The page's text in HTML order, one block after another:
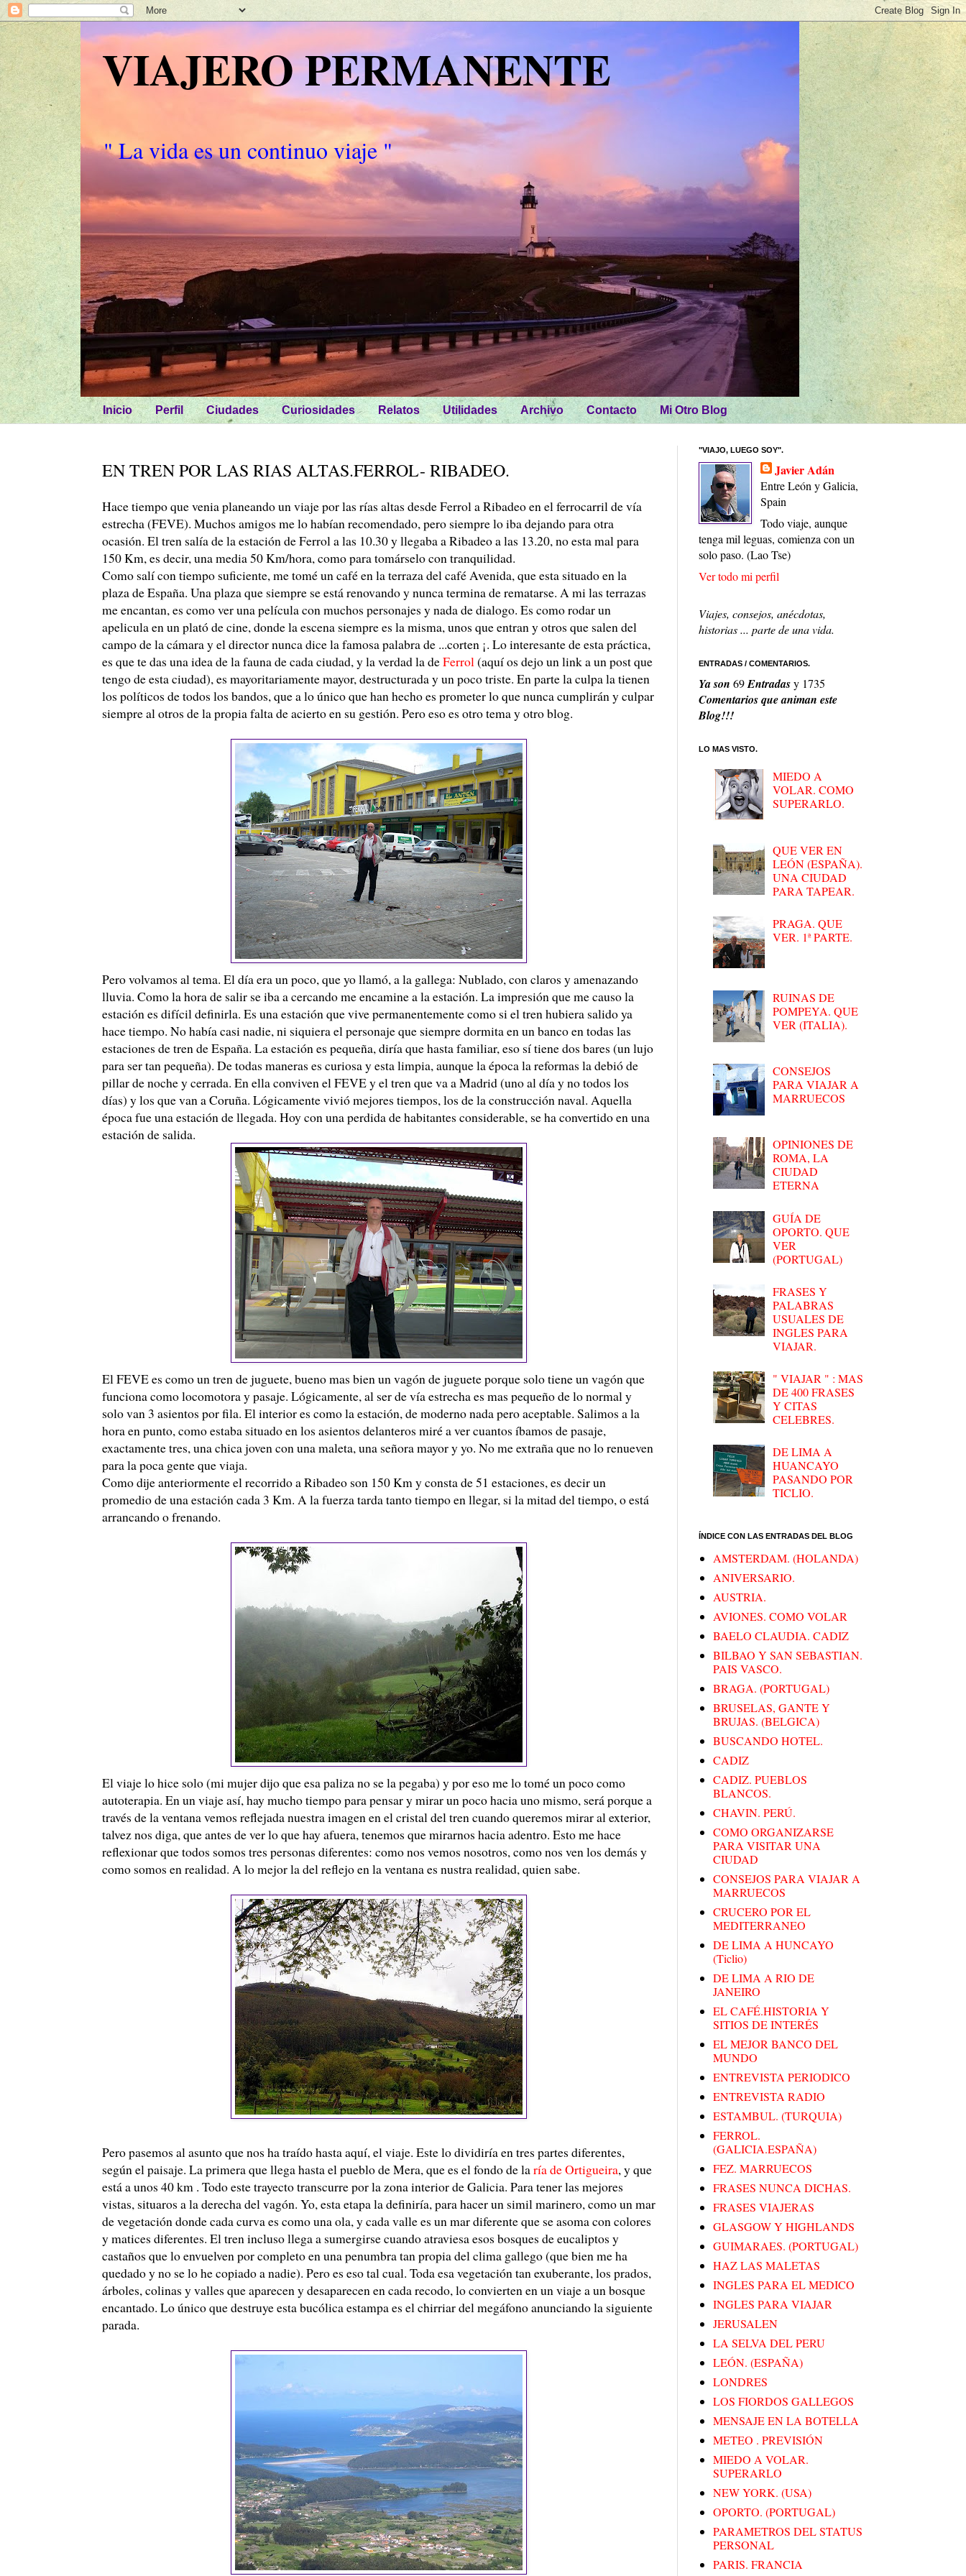
VIAJERO PERMANENTE
" La vida es un continuo viaje "
Inicio Perfil Ciudades Curiosidades Relatos Utilidades Archivo Contacto Mi Otro Blog
EN TREN POR LAS RIAS ALTAS.FERROL- RIBADEO.
Hace tiempo que venia planeando un viaje por las rías altas desde Ferrol a Ribadeo en el ferrocarril de vía
estrecha (FEVE). Muchos amigos me lo habían recomendado, pero siempre lo iba dejando para otra
ocasión. El tren salía de la estación de Ferrol a las 10.30 y llegaba a Ribadeo a las 13.20, no esta mal para
150 Km, es decir, una media 50 Km/hora, como para tomárselo con tranquilidad.
Como salí con tiempo suficiente, me tomé un café en la terraza del café Avenida, que esta situado en la
plaza de España. Una plaza que siempre se está renovando y nunca termina de rematarse. A mi las terrazas
me encantan, es como ver una película con muchos personajes y nada de dialogo. Es como rodar un
apelicula en un plató de cine, donde la escena siempre es la misma, unos que entran y otros que salen del
campo de la cámara y el director nunca dice la famosa palabra de ...corten ¡. Lo interesante de esta práctica,
es que te das una idea de la fauna de cada ciudad, y la verdad la deFerrol (aquí os dejo un link a un post que
tengo de esta ciudad), es mayoritariamente mayor, destructurada y un poco triste. En parte la culpa la tienen
los políticos de todos los bandos, que a lo único que han hecho es prometer lo que nunca cumplirán y culpar
siempre al otros de la propia falta de acierto en su gestión. Pero eso es otro tema y otro blog.
Pero volvamos al tema. El día era un poco, que yo llamó, a la gallega: Nublado, con claros y amenazando
lluvia. Como la hora de salir se iba a cercando me encamine a la estación. La impresión que me causo la
estación es difícil definirla. Es una estación que vive permanentemente como si el tren hubiera salido ya
hace tiempo. No había casi nadie, ni siquiera el personaje que siempre dormita en un banco en todas las
estaciones de tren de España. La estación es pequeña, diría que hasta familiar, eso sí tiene dos bares (un lujo
para ser tan pequeña). De todas maneras es curiosa y esta limpia, aunque la época la reformas la debió de
pillar de noche y cerrada. En ella conviven el FEVE y el tren que va a Madrid (uno al día y no todos los
días) y los que van a Coruña. Lógicamente vivió mejores tiempos, los de la construcción naval. Aquella
época fue una estación de llegada. Hoy con una perdida de habitantes considerable, se ha convertido en una
estación de salida.
El FEVE es como un tren de juguete, bueno mas bien un vagón de juguete porque solo tiene un vagón que
funciona como locomotora y pasaje. Lógicamente, al ser de vía estrecha es mas pequeño de lo normal y
solo van 3 asientos por fila. El interior es como la estación, de moderno nada pero aceptable. Salimos a la
hora en punto, como estaba situado en los asientos delanteros miré a ver cuantos íbamos de pasaje,
exactamente tres, una chica joven con una maleta, una señora mayor y yo. No me extraña que no lo renueven
para la poca gente que viaja.
Como dije anteriormente el recorrido a Ribadeo son 150 Km y consta de 51 estaciones, es decir un
promedio de una estación cada 3 Km. A la fuerza tarda tanto tiempo en llegar, si la mitad del tiempo, o está
arrancando o frenando.
El viaje lo hice solo (mi mujer dijo que esa paliza no se la pegaba) y por eso me lo tomé un poco como
autoterapia. En un viaje así, hay mucho tiempo para pensar y mirar un poco hacia uno mismo, será porque a
través de la ventana vemos reflejada nuestra imagen en el cristal del tren cuando queremos mirar al exterior,
talvez nos diga, que antes de ver lo que hay afuera, tenemos que mirarnos hacia adentro. Esto me hace
reflexionar que todos somos tres personas diferentes: como nos vemos nosotros, como nos ven los demás y
como somos en realidad. A lo mejor la del reflejo en la ventana es nustra realidad, quien sabe.
Pero pasemos al asunto que nos ha traído hasta aquí, el viaje. Este lo dividiría en tres partes diferentes,
según el paisaje. La primera que llega hasta el pueblo de Mera, que es el fondo de laría de Ortigueira, y que
está a unos 40 km . Todo este trayecto transcurre por la zona interior de Galicia. Para tener las mejores
vistas, situaros a la derecha del vagón. Yo, esta etapa la definiría, para hacer un simil marinero, como un mar
de vegetación donde cada curva es como una ola, y cada valle es un mar diferente que se asoma con colores
y matices diferentes. El tren incluso llega a sumergirse cuando atraviesa esos bosques de eucaliptos y
castaños que lo envuelven por completo en una penumbra tan propia del clima gallego (que bien me ha
quedado y no se lo he copiado a nadie). Pero es eso tal cual. Toda esa vegetación tan exuberante, los prados,
árboles, colinas y valles que aparecen y desaparecen en cada recodo, lo convierten en un viaje a un bosque
encantado. Lo único que destruye esta bucólica estampa es el chirriar del megáfono anunciando la siguiente
parada.
"VIAJO, LUEGO SOY".
Javier Adán
Entre León y Galicia,
Spain
Todo viaje, aunque
tenga mil leguas, comienza con un
solo paso. (Lao Tse)
Ver todo mi perfil
Viajes, consejos, anécdotas,
historias ... parte de una vida.
ENTRADAS / COMENTARIOS.
Ya son 69Entradasy 1735
Comentarios que animan este
Blog!!!
LO MAS VISTO.
MIEDO A
VOLAR. COMO
SUPERARLO.
QUE VER EN
LEÓN (ESPAÑA).
UNA CIUDAD
PARA TAPEAR.
PRAGA. QUE
VER. 1ª PARTE.
RUINAS DE
POMPEYA. QUE
VER (ITALIA).
CONSEJOS
PARA VIAJAR A
MARRUECOS
OPINIONES DE
ROMA, LA
CIUDAD
ETERNA
GUÍA DE
OPORTO. QUE
VER
(PORTUGAL)
FRASES Y
PALABRAS
USUALES DE
INGLES PARA
VIAJAR.
" VIAJAR " : MAS
DE 400 FRASES
Y CITAS
CELEBRES.
DE LIMA A
HUANCAYO
PASANDO POR
TICLIO.
ÍNDICE CON LAS ENTRADAS DEL BLOG
AMSTERDAM. (HOLANDA)
ANIVERSARIO.
AUSTRIA.
AVIONES. COMO VOLAR
BAELO CLAUDIA. CADIZ
BILBAO Y SAN SEBASTIAN.
PAIS VASCO.
BRAGA. (PORTUGAL)
BRUSELAS, GANTE Y
BRUJAS. (BELGICA)
BUSCANDO HOTEL.
CADIZ
CADIZ. PUEBLOS
BLANCOS.
CHAVIN. PERÚ.
COMO ORGANIZARSE
PARA VISITAR UNA
CIUDAD
CONSEJOS PARA VIAJAR A
MARRUECOS
CRUCERO POR EL
MEDITERRANEO
DE LIMA A HUNCAYO
(Ticlio)
DE LIMA A RIO DE
JANEIRO
EL CAFÉ.HISTORIA Y
SITIOS DE INTERÉS
EL MEJOR BANCO DEL
MUNDO
ENTREVISTA PERIODICO
ENTREVISTA RADIO
ESTAMBUL. (TURQUIA)
FERROL.
(GALICIA.ESPAÑA)
FEZ. MARRUECOS
FRASES NUNCA DICHAS.
FRASES VIAJERAS
GLASGOW Y HIGHLANDS
GUIMARAES. (PORTUGAL)
HAZ LAS MALETAS
INGLES PARA EL MEDICO
INGLES PARA VIAJAR
JERUSALEN
LA SELVA DEL PERU
LEÓN. (ESPAÑA)
LONDRES
LOS FIORDOS GALLEGOS
MENSAJE EN LA BOTELLA
METEO . PREVISIÓN
MIEDO A VOLAR.
SUPERARLO
NEW YORK. (USA)
OPORTO. (PORTUGAL)
PARAMETROS DEL STATUS
PERSONAL
PARIS. FRANCIA